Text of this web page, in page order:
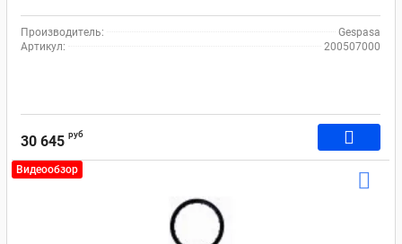
Производитель:
Gespasa
Артикул:
200507000
30 645 руб
Видеообзор